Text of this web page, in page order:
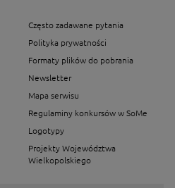
Często zadawane pytania
Polityka prywatności
Formaty plików do pobrania
Newsletter
Mapa serwisu
Regulaminy konkursów w SoMe
Logotypy
Projekty Województwa
Wielkopolskiego